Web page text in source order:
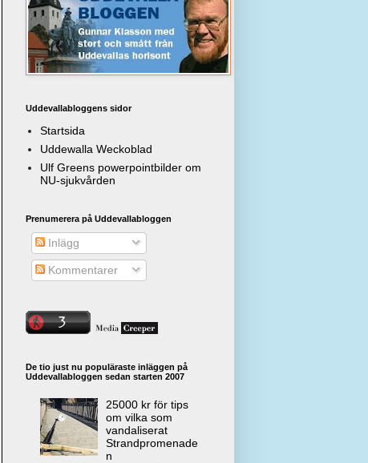
Uddevallabloggens sidor
Startsida
Uddewalla Weckoblad
Ulf Greens powerpointbilder om
NU-sjukvården
Prenumerera på Uddevallabloggen
Inlägg
Kommentarer
De tio just nu populäraste inläggen på
Uddevallabloggen sedan starten 2007
25000 kr för tips
om vilka som
vandaliserat
Strandpromenade
n